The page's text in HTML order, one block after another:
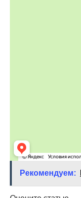
Рекомендуем: